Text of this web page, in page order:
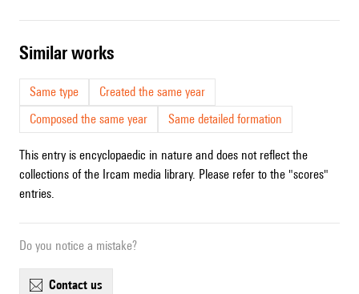
similar works
Same type
Created the same year
Composed the same year
Same detailed formation
This entry is encyclopaedic in nature and does not reflect the
collections of the Ircam media library. Please refer to the "scores"
entries.
Do you notice a mistake?
contact us